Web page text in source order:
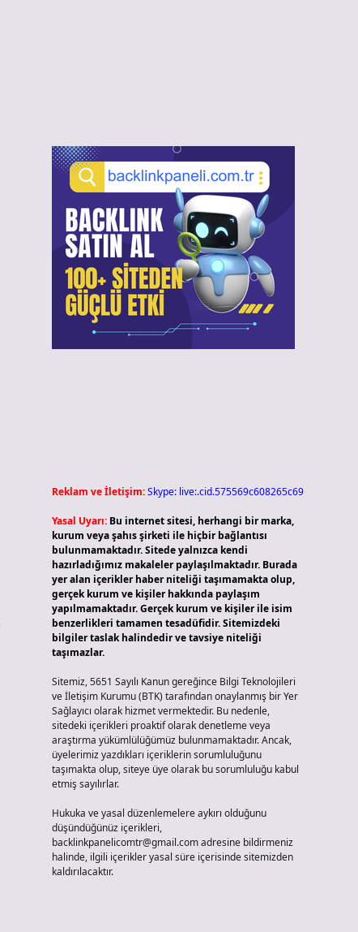
Reklam ve İletişim:Skype: live:.cid.575569c608265c69
Yasal Uyarı: Bu internet sitesi, herhangi bir marka,
kurum veya şahıs şirketi ile hiçbir bağlantısı
bulunmamaktadır. Sitede yalnızca kendi
hazırladığımız makaleler paylaşılmaktadır. Burada
yer alan içerikler haber niteliği taşımamakta olup,
gerçek kurum ve kişiler hakkında paylaşım
yapılmamaktadır. Gerçek kurum ve kişiler ile isim
benzerlikleri tamamen tesadüfidir. Sitemizdeki
bilgiler taslak halindedir ve tavsiye niteliği
taşımazlar.
Sitemiz, 5651 Sayılı Kanun gereğince Bilgi Teknolojileri
ve İletişim Kurumu (BTK) tarafından onaylanmış bir Yer
Sağlayıcı olarak hizmet vermektedir. Bu nedenle,
sitedeki içerikleri proaktif olarak denetleme veya
araştırma yükümlülüğümüz bulunmamaktadır. Ancak,
üyelerimiz yazdıkları içeriklerin sorumluluğunu
taşımakta olup, siteye üye olarak bu sorumluluğu kabul
etmiş sayılırlar.
Hukuka ve yasal düzenlemelere aykırı olduğunu
düşündüğünüz içerikleri,
backlinkpanelicomtr@gmail.comadresine bildirmeniz
halinde, ilgili içerikler yasal süre içerisinde sitemizden
kaldırılacaktır.